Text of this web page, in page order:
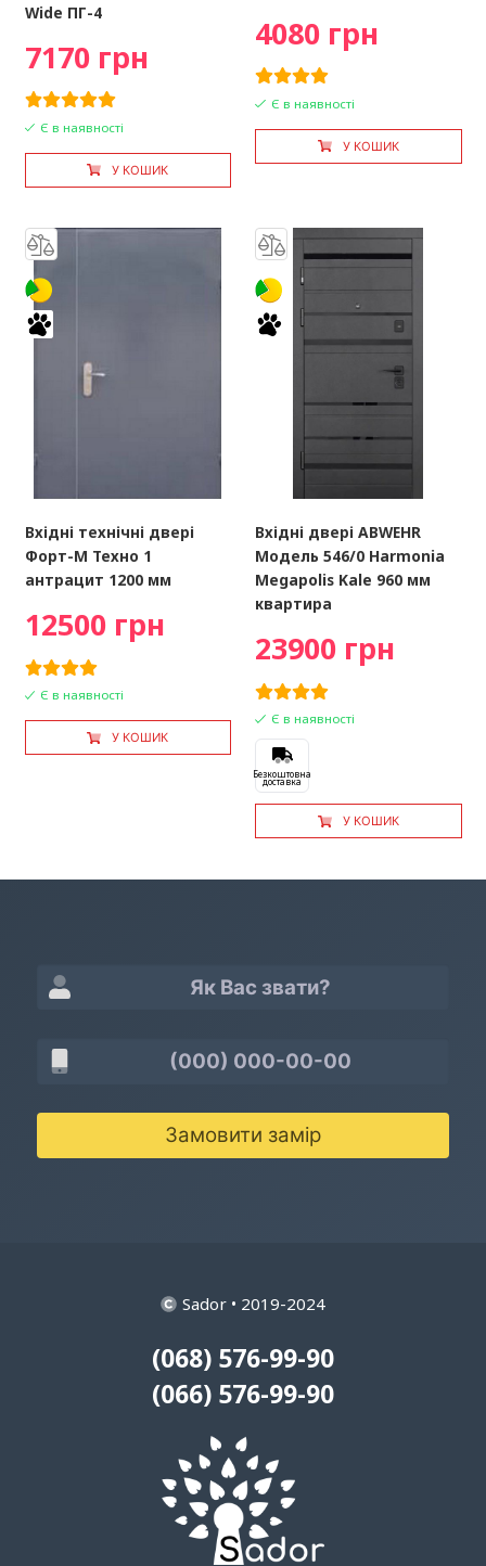
Wide ПГ-4
7170 грн
Є в наявності
У КОШИК
4080 грн
Є в наявності
У КОШИК
Вхідні технічні двері
Форт-М Техно 1
антрацит 1200 мм
12500 грн
Є в наявності
У КОШИК
Вхідні двері ABWEHR
Модель 546/0 Harmonia
Megapolis Kale 960 мм
квартира
23900 грн
Є в наявності
Безкоштовна
доставка
У КОШИК
Замовити замір
Sador • 2019-2024
(068) 576-99-90
(066) 576-99-90